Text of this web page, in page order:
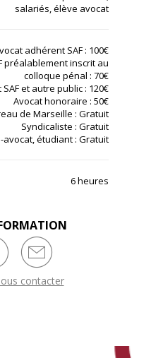
salariés, élève avocat
adhérent SAF : 100€
préalablement inscrit au
colloque pénal : 70€
et autre public : 120€
Avocat honoraire : 50€
de Marseille : Gratuit
Syndicaliste : Gratuit
avocat, étudiant : Gratuit
6 heures
contacter